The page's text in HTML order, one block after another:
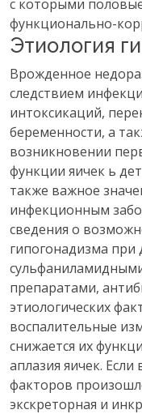
с которыми
функционально-
Этиология
Врожденное
следствием
интоксикаций,
беременности, а
возникновении
функции яичек ь
также важное
инфекционным
сведения о
гипогонадизма
препаратами,
этиологических
воспалительные
снижается их
аплазия яичек.
факторов
экскреторная и